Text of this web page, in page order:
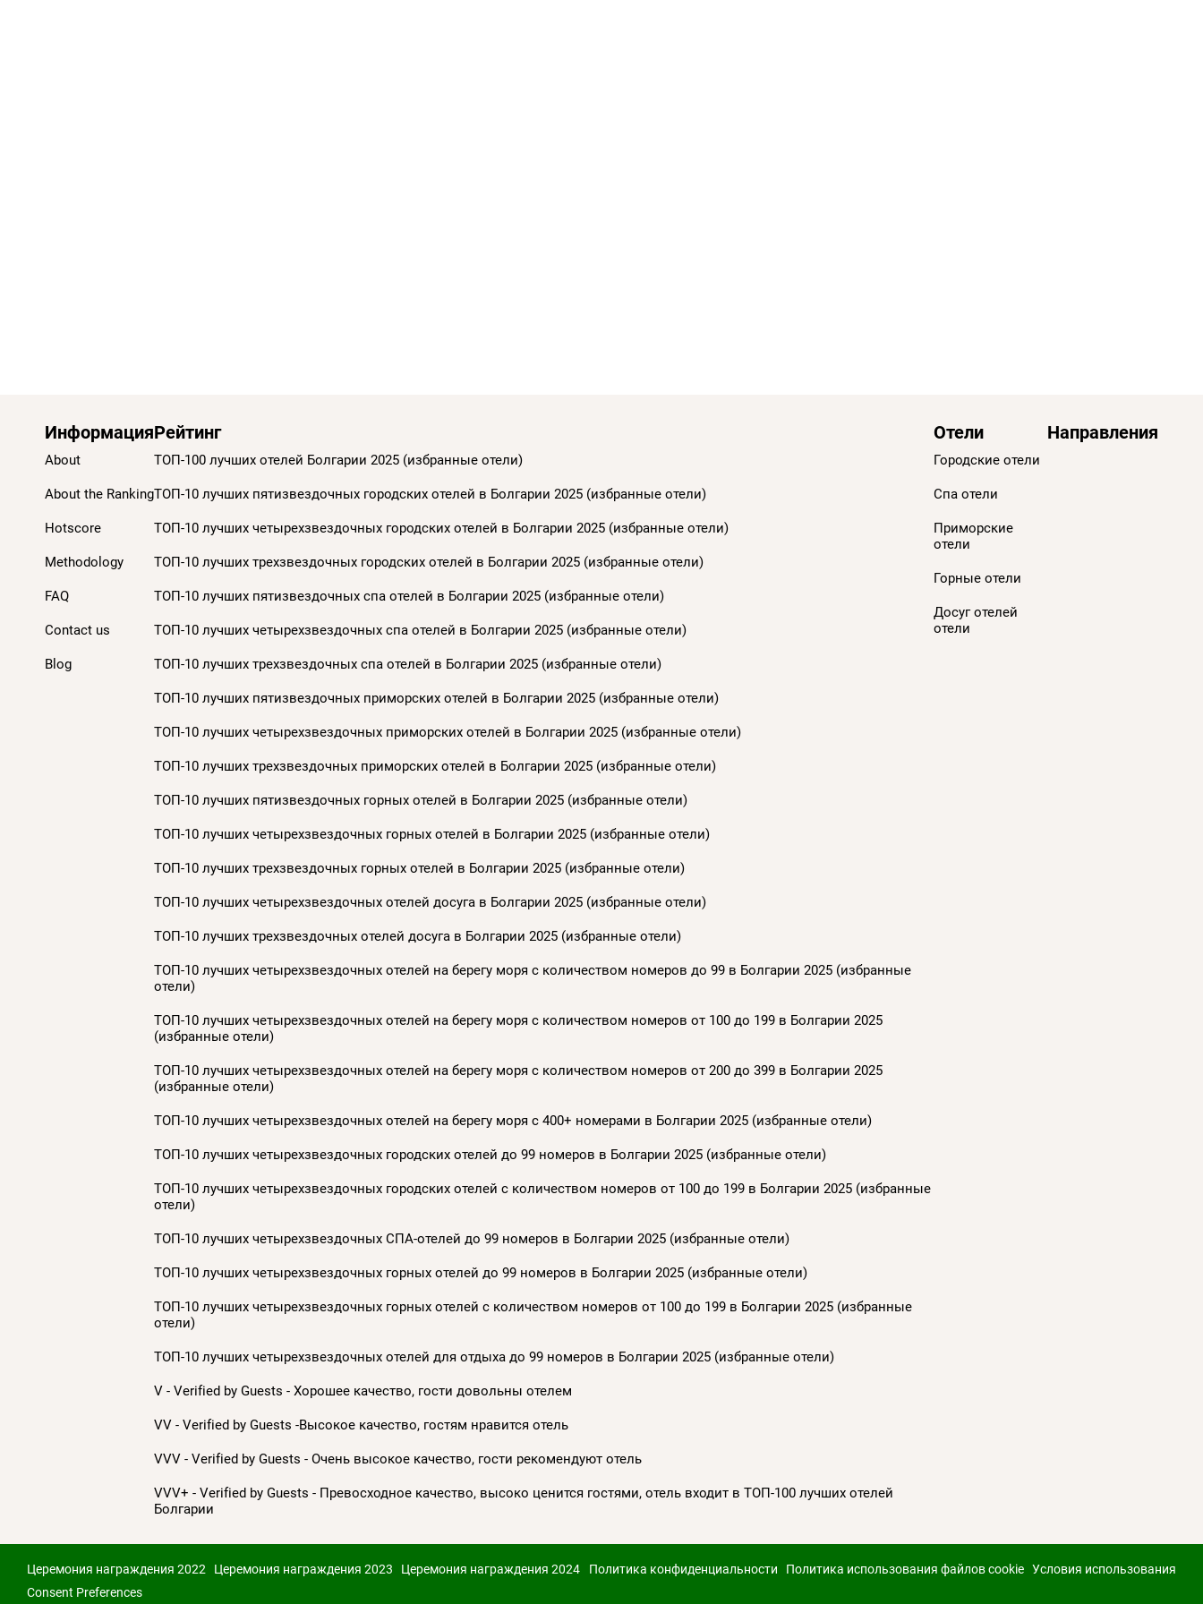
Информация
About
About the Ranking
Hotscore
Methodology
FAQ
Contact us
Blog
Рейтинг
ТОП-100 лучших отелей Болгарии 2025 (избранные отели)
ТОП-10 лучших пятизвездочных городских отелей в Болгарии 2025 (избранные отели)
ТОП-10 лучших четырехзвездочных городских отелей в Болгарии 2025 (избранные отели)
ТОП-10 лучших трехзвездочных городских отелей в Болгарии 2025 (избранные отели)
ТОП-10 лучших пятизвездочных спа отелей в Болгарии 2025 (избранные отели)
ТОП-10 лучших четырехзвездочных спа отелей в Болгарии 2025 (избранные отели)
ТОП-10 лучших трехзвездочных спа отелей в Болгарии 2025 (избранные отели)
ТОП-10 лучших пятизвездочных приморских отелей в Болгарии 2025 (избранные отели)
ТОП-10 лучших четырехзвездочных приморских отелей в Болгарии 2025 (избранные отели)
ТОП-10 лучших трехзвездочных приморских отелей в Болгарии 2025 (избранные отели)
ТОП-10 лучших пятизвездочных горных отелей в Болгарии 2025 (избранные отели)
ТОП-10 лучших четырехзвездочных горных отелей в Болгарии 2025 (избранные отели)
ТОП-10 лучших трехзвездочных горных отелей в Болгарии 2025 (избранные отели)
ТОП-10 лучших четырехзвездочных отелей досуга в Болгарии 2025 (избранные отели)
ТОП-10 лучших трехзвездочных отелей досуга в Болгарии 2025 (избранные отели)
ТОП-10 лучших четырехзвездочных отелей на берегу моря с количеством номеров до 99 в Болгарии 2025 (избранные
отели)
ТОП-10 лучших четырехзвездочных отелей на берегу моря с количеством номеров от 100 до 199 в Болгарии 2025
(избранные отели)
ТОП-10 лучших четырехзвездочных отелей на берегу моря с количеством номеров от 200 до 399 в Болгарии 2025
(избранные отели)
ТОП-10 лучших четырехзвездочных отелей на берегу моря с 400+ номерами в Болгарии 2025 (избранные отели)
ТОП-10 лучших четырехзвездочных городских отелей до 99 номеров в Болгарии 2025 (избранные отели)
ТОП-10 лучших четырехзвездочных городских отелей с количеством номеров от 100 до 199 в Болгарии 2025 (избранные
отели)
ТОП-10 лучших четырехзвездочных СПА-отелей до 99 номеров в Болгарии 2025 (избранные отели)
ТОП-10 лучших четырехзвездочных горных отелей до 99 номеров в Болгарии 2025 (избранные отели)
ТОП-10 лучших четырехзвездочных горных отелей с количеством номеров от 100 до 199 в Болгарии 2025 (избранные
отели)
ТОП-10 лучших четырехзвездочных отелей для отдыха до 99 номеров в Болгарии 2025 (избранные отели)
V - Verified by Guests - Хорошее качество, гости довольны отелем
VV - Verified by Guests -Высокое качество, гостям нравится отель
VVV - Verified by Guests - Очень высокое качество, гости рекомендуют отель
VVV+ - Verified by Guests - Превосходное качество, высоко ценится гостями, отель входит в ТОП-100 лучших отелей
Болгарии
Отели
Городские отели
Спа отели
Приморскиe
отели
Горные отели
Досуг отелей
отели
Направления
Церемония награждения 2022 Церемония награждения 2023 Церемония награждения 2024 Политика конфиденциальности Политика использования файлов cookie Условия использования
Consent Preferences